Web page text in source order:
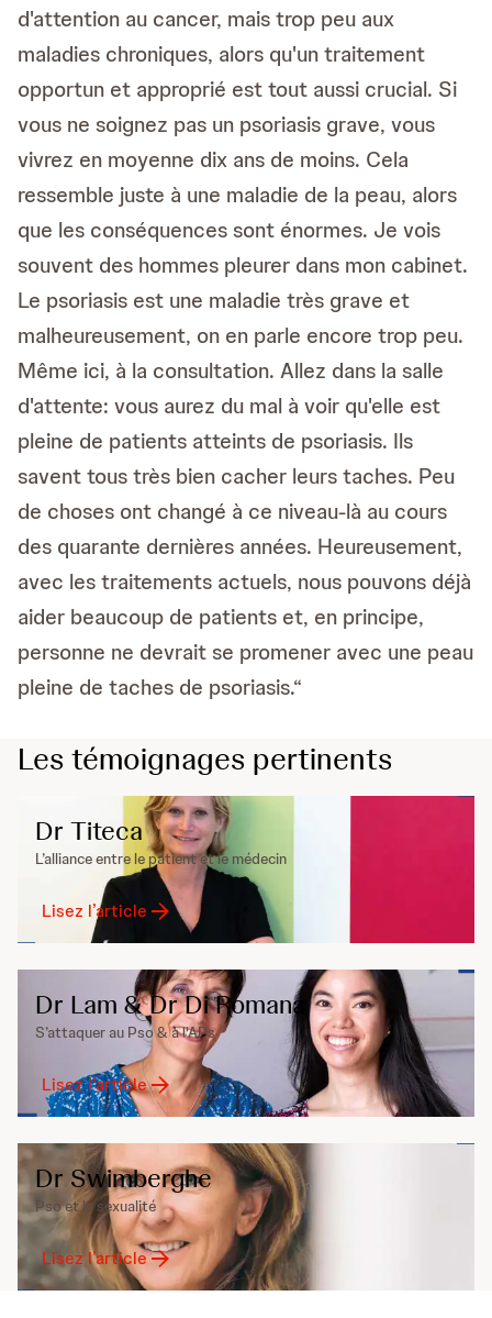
d'attention au cancer, mais trop peu aux
maladies chroniques, alors qu'un traitement
opportun et approprié est tout aussi crucial. Si
vous ne soignez pas un psoriasis grave, vous
vivrez en moyenne dix ans de moins. Cela
ressemble juste à une maladie de la peau, alors
que les conséquences sont énormes. Je vois
souvent des hommes pleurer dans mon cabinet.
Le psoriasis est une maladie très grave et
malheureusement, on en parle encore trop peu.
Même ici, à la consultation. Allez dans la salle
d'attente: vous aurez du mal à voir qu'elle est
pleine de patients atteints de psoriasis. Ils
savent tous très bien cacher leurs taches. Peu
de choses ont changé à ce niveau-là au cours
des quarante dernières années. Heureusement,
avec les traitements actuels, nous pouvons déjà
aider beaucoup de patients et, en principe,
personne ne devrait se promener avec une peau
pleine de taches de psoriasis.“
Les témoignages pertinents
Dr Titeca
L’alliance entre le patient et le médecin
Lisez l’article
Dr Lam & Dr Di Romana
S’attaquer au Pso & à l'APs
Lisez l’article
Dr Swimberghe
Pso et la sexualité
Lisez l’article